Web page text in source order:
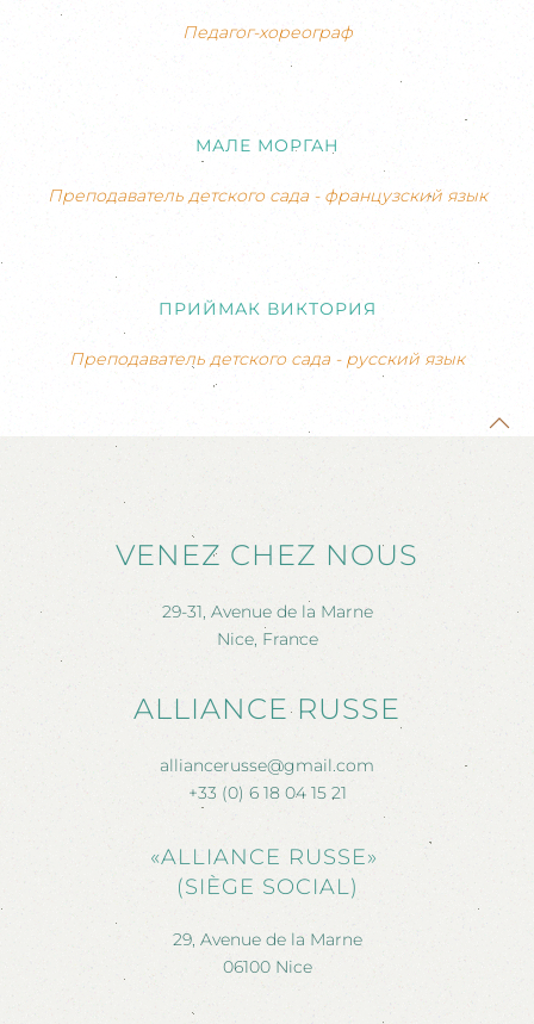
Педагог-хореограф
МАЛЕ МОРГАН
Преподаватель детского сада - французский язык
ПРИЙМАК ВИКТОРИЯ
Преподаватель детского сада - русский язык
VENEZ CHEZ NOUS
29-31, Avenue de la Marne
Nice, France
ALLIANCE RUSSE
alliancerusse@gmail.com
+33 (0) 6 18 04 15 21
«ALLIANCE RUSSE»
(SIÈGE SOCIAL)
29, Avenue de la Marne
06100 Nice